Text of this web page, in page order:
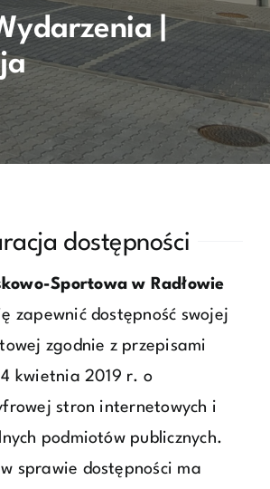
Kontakt
|
dostępności
Sportowa w Radłowie
zapewnić dostępność swojej
zgodnie z przepisami
kwietnia 2019 r. o
stron internetowych i
podmiotów publicznych.
sprawie dostępności ma